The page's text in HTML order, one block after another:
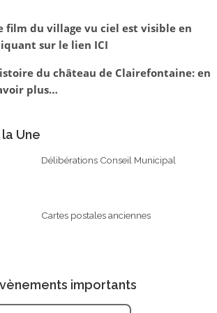
film du village vu ciel est visible en
sur le lien ICI
du château de Clairefontaine: en
plus…
la Une
Délibérations Conseil Municipal
Cartes postales anciennes
importants